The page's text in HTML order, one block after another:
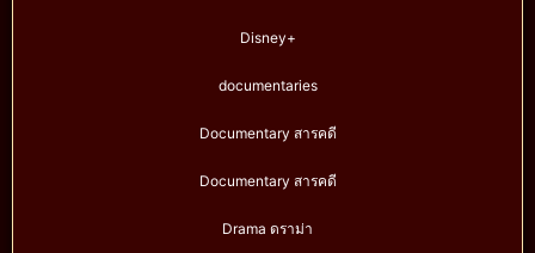
Disney+
documentaries
Documentary สารคดี
Documentary สารคดี
Drama ดราม่า